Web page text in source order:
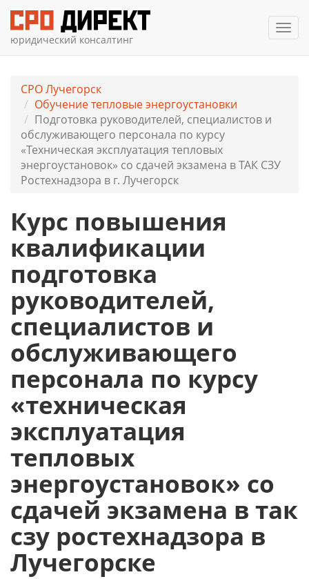
юридический консалтинг
СРО Лучегорск
Обучение тепловые энергоустановки
Подготовка руководителей, специалистов и
обслуживающего персонала по курсу
«Техническая эксплуатация тепловых
энергоустановок» со сдачей экзамена в ТАК СЗУ
Ростехнадзора в г. Лучегорск
Курс повышения
квалификации
подготовка
руководителей,
специалистов и
обслуживающего
персонала по курсу
«техническая
эксплуатация
тепловых
энергоустановок» со
сдачей экзамена в так
сзу ростехнадзора в
Лучегорске